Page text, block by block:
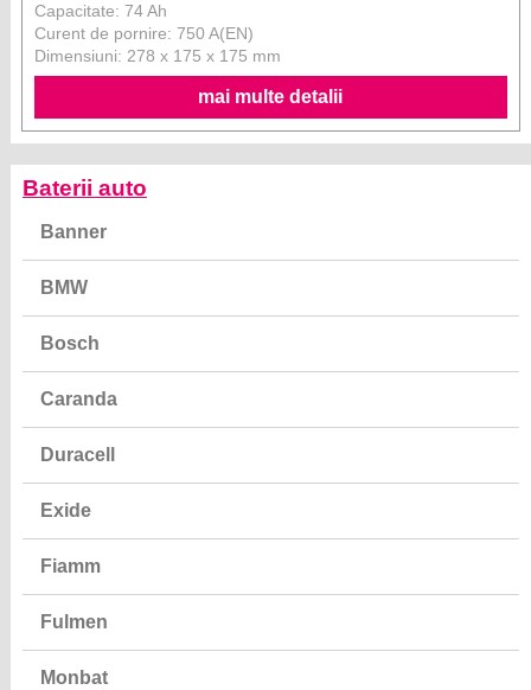
Capacitate: 74 Ah
Curent de pornire: 750 A(EN)
Dimensiuni: 278 x 175 x 175 mm
mai multe detalii
Baterii auto
Banner
BMW
Bosch
Caranda
Duracell
Exide
Fiamm
Fulmen
Monbat